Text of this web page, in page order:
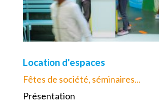
Location d'espaces
Fêtes de société, séminaires...
Présentation